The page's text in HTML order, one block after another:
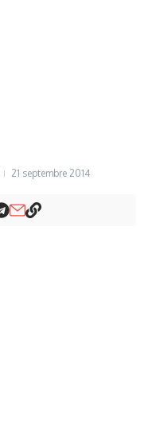
21 septembre 2014